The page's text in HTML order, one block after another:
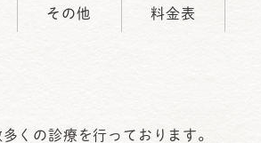
その他 料金表
くの診療を行っております。